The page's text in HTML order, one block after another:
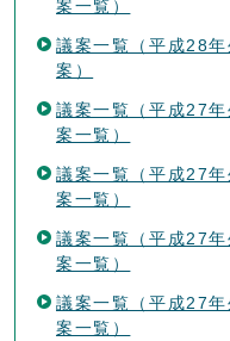
案一覧）
議案一覧（平成28
案）
議案一覧（平成27
案一覧）
議案一覧（平成27
案一覧）
議案一覧（平成27
案一覧）
議案一覧（平成27
案一覧）